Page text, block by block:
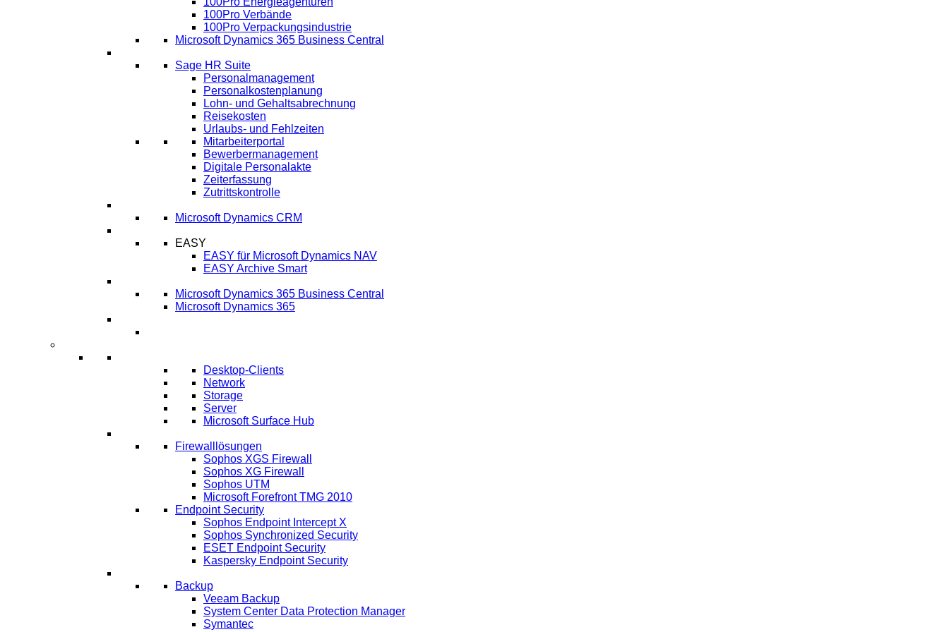
100Pro Verbände
100Pro Verpackungsindustrie
Microsoft Dynamics 365 Business Central
Sage HR Suite
Personalmanagement
Personalkostenplanung
Lohn- und Gehaltsabrechnung
Reisekosten
Urlaubs- und Fehlzeiten
Mitarbeiterportal
Bewerbermanagement
Digitale Personalakte
Zeiterfassung
Zutrittskontrolle
Microsoft Dynamics CRM
EASY
EASY für Microsoft Dynamics NAV
EASY Archive Smart
Microsoft Dynamics 365 Business Central
Microsoft Dynamics 365
Desktop-Clients
Network
Storage
Server
Microsoft Surface Hub
Firewalllösungen
Sophos XGS Firewall
Sophos XG Firewall
Sophos UTM
Microsoft Forefront TMG 2010
Endpoint Security
Sophos Endpoint Intercept X
Sophos Synchronized Security
ESET Endpoint Security
Kaspersky Endpoint Security
Backup
Veeam Backup
System Center Data Protection Manager
Symantec